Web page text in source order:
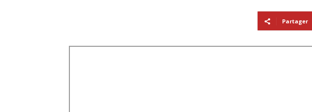
Partager